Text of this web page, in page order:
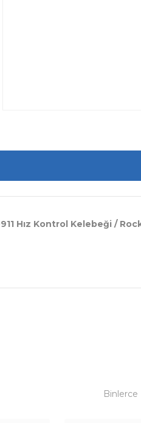
Hız Kontrol Kelebeği /
Binlerce